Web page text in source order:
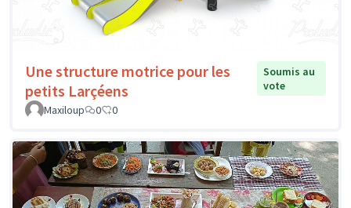
Une structure motrice pour les
petits Larçéens
Soumis au
vote
Maxiloup
0 0